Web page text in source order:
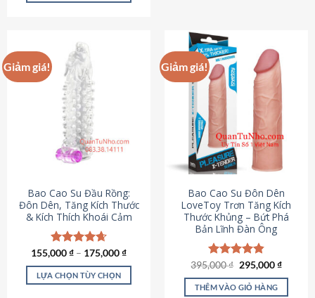
có
nhiều
biến
thể.
Các
tùy
chọn
có
chọn
trên
trang
sản
phẩm
Giảm giá!
Bao Cao Su Đầu Rồng:
Đôn Dên, Tăng Kích Thước
& Kích Thích Khoái Cảm
Được xếp
hạng4.69
5 sao
155,000₫ – 175,000₫
LỰA CHỌN TÙY CHỌN
Giảm giá!
Bao Cao Su Đôn Dên
LoveToy Trơn Tăng Kích
Thước Khủng – Bứt Phá
Bản Lĩnh Đàn Ông
Được xếp
hạng4.82
5 sao
395,000₫ Giá
là:
395,000 ₫.
295,000₫Giá
tại
THÊM VÀO GIỎ HÀNG